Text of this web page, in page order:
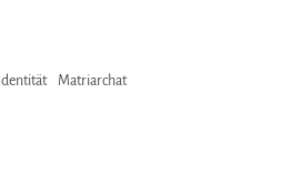
Identität Matriarchat